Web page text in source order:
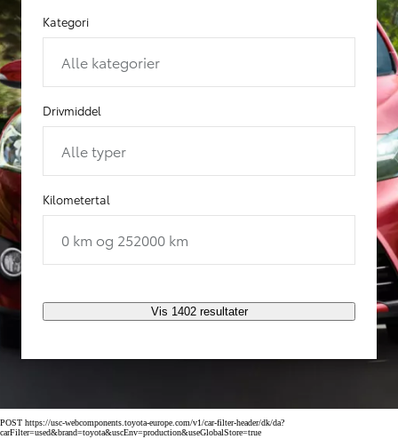
Kategori
Alle kategorier
Drivmiddel
Alle typer
Kilometertal
0 km og 252000 km
Vis 1402 resultater
POST https://usc-webcomponents.toyota-europe.com/v1/car-filter-header/dk/da?
carFilter=used&brand=toyota&uscEnv=production&useGlobalStore=true